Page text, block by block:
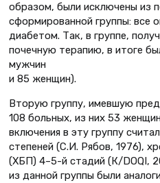
образом, были исключены из
сформированной группы: все
диабетом. Так, в группе,
почечную терапию, в итоге
мужчин
и 85 женщин).
Вторую группу, имевшую
108 больных, из них 53
включения в эту группу
степеней (С.И. Рябов, 1976),
(ХБП) 4–5-й стадий (К/DOQI,
из данной группы были